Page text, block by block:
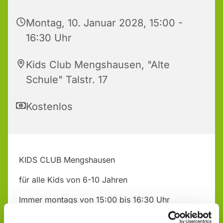
Montag, 10. Januar 2028, 15:00 -
16:30 Uhr
Kids Club Mengshausen, "Alte
Schule" Talstr. 17
Kostenlos
KIDS CLUB Mengshausen
für alle Kids von 6-10 Jahren
Immer montags von 15:00 bis 16:30 Uhr